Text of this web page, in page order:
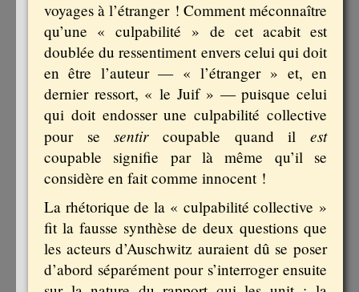
voyages à l’étranger ! Comment méconnaître
qu’une « culpabilité » de cet acabit est
doublée du ressentiment envers celui qui doit
en être l’auteur — « l’étranger » et, en
dernier ressort, « le Juif » — puisque celui
qui doit endosser une culpabilité collective
pour sesentircoupable quand ilest
coupable signifie par là même qu’il se
considère en fait comme innocent !
La rhétorique de la « culpabilité collective »
fit la fausse synthèse de deux questions que
les acteurs d’Auschwitz auraient dû se poser
d’abord séparément pour s’interroger ensuite